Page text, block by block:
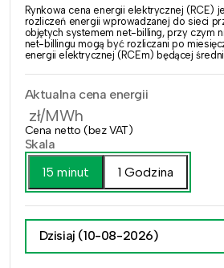
Rynkowa cena energii elektrycznej (RCE)
rozliczeń energii wprowadzanej do sieci
objętych systemem net-billing, przy czym
net-billingu mogą być rozliczani po
energii elektrycznej (RCEm) będącej
Aktualna cena energii
zł/MWh
Cena netto (bez VAT)
Skala
15 minut
1 Godzina
Dzisiaj (10-08-2026)